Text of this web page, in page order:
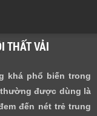
THẤT VẢI
khá phổ biến trong
được dùng là
đến nét trẻ trung